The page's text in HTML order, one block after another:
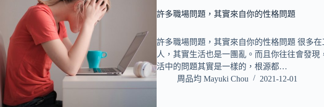
許多職場問題，其實來自你的性格問題
許多職場問題，其實來自你的性格問題 很多
人，其實生活也是一團亂。而且你往往會發現
活中的問題其實是一樣的，根源都…
周品均 Mayuki Chou
2021-12-01